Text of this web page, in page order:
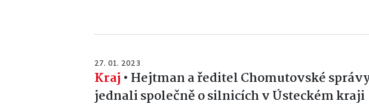
27. 01. 2023
Kraj • Hejtman a ředitel Chomutovské správy
jednali společně o silnicích v Ústeckém kraji